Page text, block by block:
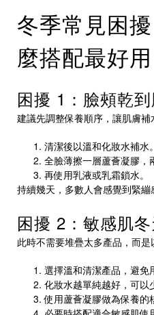
冬季常見困
麼搭配最好用
困擾 1：臉頰乾
建議先調整保養順序，讓肌膚補
清潔後以溫和化妝水補水。
全臉薄擦一層蘆薈凝膠，
再使用乳液或乳霜鎖水。
持續幾天，多數人會感覺到緊繃
困擾 2：敏感肌
此時不需要堆疊太多產品，而是
選擇溫和清潔產品，避免
化妝水越單純越好，可以
使用蘆薈凝膠做為保養的